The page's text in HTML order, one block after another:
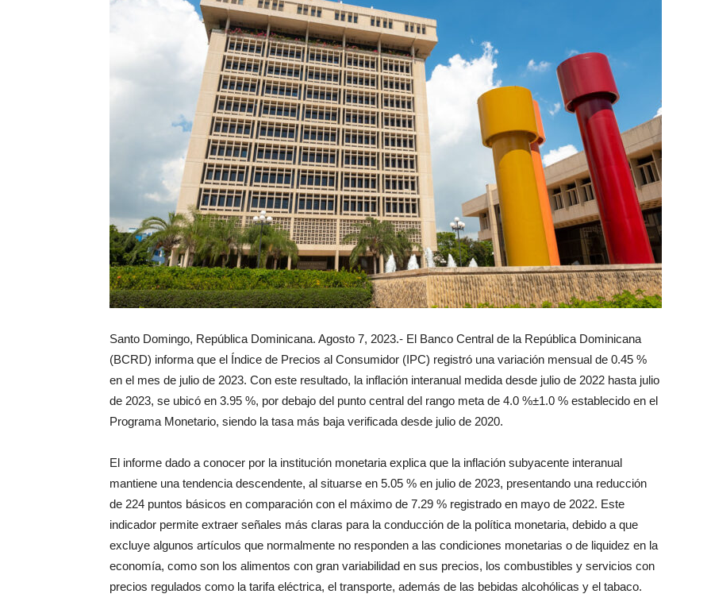
Santo Domingo, República Dominicana. Agosto 7, 2023.- El Banco Central de la República Dominicana
(BCRD) informa que el Índice de Precios al Consumidor (IPC) registró una variación mensual de 0.45 %
en el mes de julio de 2023. Con este resultado, la inflación interanual medida desde julio de 2022 hasta julio
de 2023, se ubicó en 3.95 %, por debajo del punto central del rango meta de 4.0 %±1.0 % establecido en el
Programa Monetario, siendo la tasa más baja verificada desde julio de 2020.
El informe dado a conocer por la institución monetaria explica que la inflación subyacente interanual
mantiene una tendencia descendente, al situarse en 5.05 % en julio de 2023, presentando una reducción
de 224 puntos básicos en comparación con el máximo de 7.29 % registrado en mayo de 2022. Este
indicador permite extraer señales más claras para la conducción de la política monetaria, debido a que
excluye algunos artículos que normalmente no responden a las condiciones monetarias o de liquidez en la
economía, como son los alimentos con gran variabilidad en sus precios, los combustibles y servicios con
precios regulados como la tarifa eléctrica, el transporte, además de las bebidas alcohólicas y el tabaco.